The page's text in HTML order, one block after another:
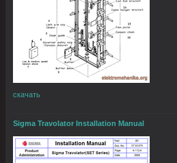
скачать
Sigma Travolator Installation Manual